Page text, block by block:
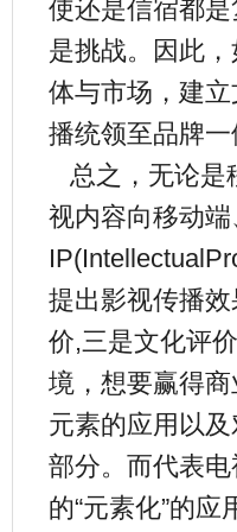
使还是信宿都
是挑战。因此
体与市场，建
播统领至品牌
总之，无论是
视内容向移动
提出影视传播
价,三是文化评
境，想要赢得
元素的应用以
部分。而代表
的“元素化”的